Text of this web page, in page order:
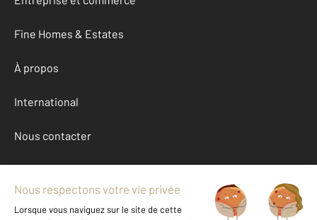
Fine Homes & Estates
À propos
International
Nous contacter
Mentions légales & CGU et Barèmes d'honoraires
Données personnelles